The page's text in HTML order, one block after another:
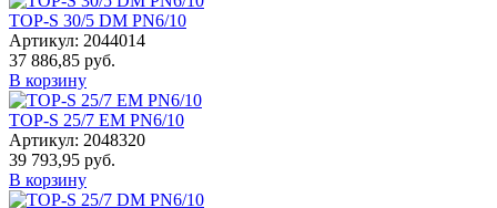
TOP-S 30/5 DM PN6/10
Артикул: 2044014
37 886,85 руб.
В корзину
TOP-S 25/7 EM PN6/10
Артикул: 2048320
39 793,95 руб.
В корзину